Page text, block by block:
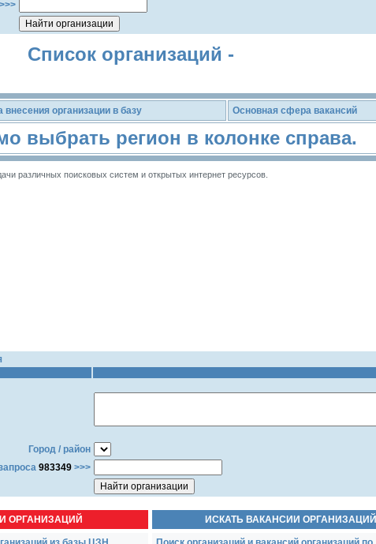
>>>
Список организаций -
внесения организации в базу Основная сфера вакансий
выбрать регион в колонке справа.
различных поисковых систем и открытых интернет ресурсов.
Город / район
983349 >>>
ОРГАНИЗАЦИЙ ИСКАТЬ ВАКАНСИИ ОРГАНИЗАЦИЙ